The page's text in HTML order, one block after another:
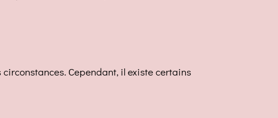
circonstances. Cependant, il existe certains